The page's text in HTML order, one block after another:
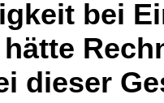
bei
dieser